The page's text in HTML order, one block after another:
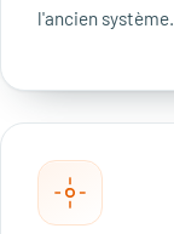
l'ancien système.